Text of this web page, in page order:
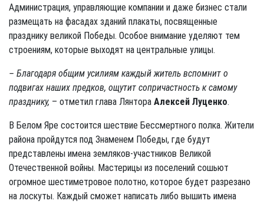
Администрация, управляющие компании и даже бизнес стали
размещать на фасадах зданий плакаты, посвященные
празднику великой Победы. Особое внимание уделяют тем
строениям, которые выходят на центральные улицы.
– Благодаря общим усилиям каждый житель вспомнит о
подвигах наших предков, ощутит сопричастность к самому
празднику, – отметил глава Лянтора Алексей Луценко.
В Белом Яре состоится шествие Бессмертного полка. Жители
района пройдутся под Знаменем Победы, где будут
представлены имена земляков-участников Великой
Отечественной войны. Мастерицы из поселений сошьют
огромное шестиметровое полотно, которое будет разрезано
на лоскуты. Каждый сможет написать либо вышить имена